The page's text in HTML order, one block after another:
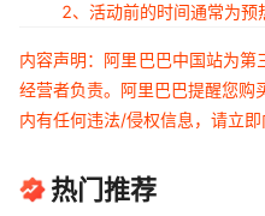
2、活动前的时间通常为预
内容声明：阿里巴巴中国站为
经营者负责。阿里巴巴提醒您购
内有任何违法/侵权信息，请立
热门推荐